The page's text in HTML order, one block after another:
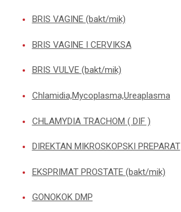
BRIS VAGINE (bakt/mik)
BRIS VAGINE I CERVIKSA
BRIS VULVE (bakt/mik)
Chlamidia,Mycoplasma,Ureaplasma
CHLAMYDIA TRACHOM ( DIF )
DIREKTAN MIKROSKOPSKI PREPARAT
EKSPRIMAT PROSTATE (bakt/mik)
GONOKOK DMP